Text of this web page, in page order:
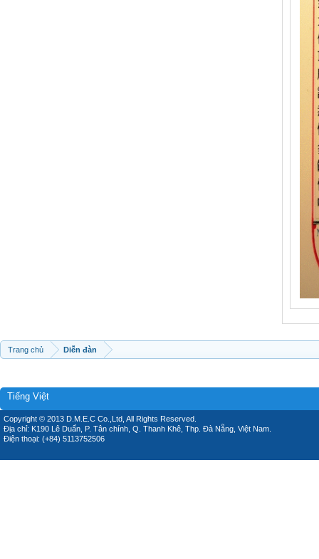
Trang chủ Diễn đàn
Tiếng Việt
Copyright © 2013 D.M.E.C Co.,Ltd, All Rights Reserved.
Địa chỉ: K190 Lê Duẩn, P. Tân chính, Q. Thanh Khê, Thp. Đà Nẵng, Việt Nam.
Điện thoại: (+84) 5113752506